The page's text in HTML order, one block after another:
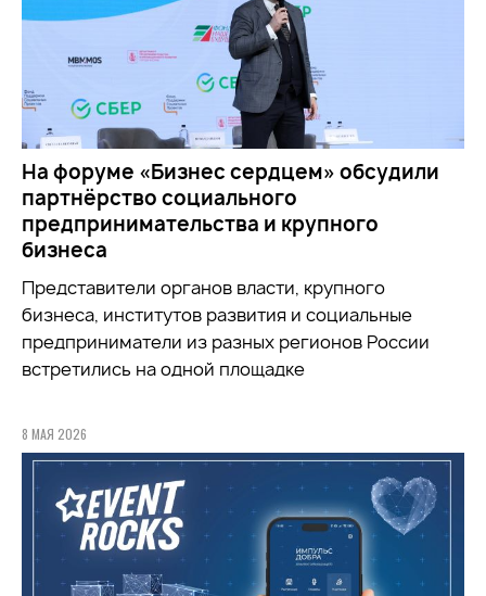
На форуме «Бизнес сердцем» обсудили
партнёрство социального
предпринимательства и крупного
бизнеса
Представители органов власти, крупного
бизнеса, институтов развития и социальные
предприниматели из разных регионов России
встретились на одной площадке
8 МАЯ 2026